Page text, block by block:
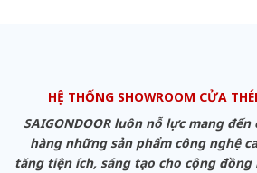
HỆ THỐNG SHOWROOM CỬA
SAIGONDOOR luôn nỗ lực mang
hàng những sản phẩm công nghệ
tăng tiện ích, sáng tạo cho cộng